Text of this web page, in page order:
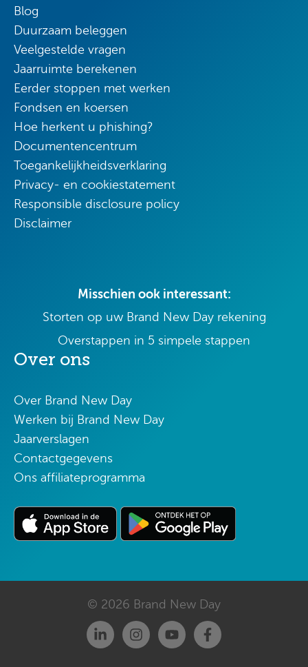
Blog
Duurzaam beleggen
Veelgestelde vragen
Jaarruimte berekenen
Eerder stoppen met werken
Fondsen en koersen
Hoe herkent u phishing?
Documentencentrum
Toegankelijkheidsverklaring
Privacy- en cookiestatement
Responsible disclosure policy
Disclaimer
Misschien ook interessant:
Storten op uw Brand New Day rekening
Overstappen in 5 simpele stappen
Over ons
Over Brand New Day
Werken bij Brand New Day
Jaarverslagen
Contactgegevens
Ons affiliateprogramma
© 2026 Brand New Day